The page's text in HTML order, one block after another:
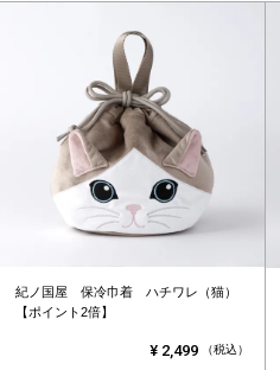
紀ノ国屋 保冷巾着 ハチワレ（猫）
【ポイント2倍】
¥ 2,499 （税込）